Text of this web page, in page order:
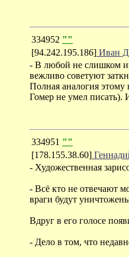
334952 ""
[94.242.195.186] Иван
- В любой не слишком
вежливо советуют
Полная аналогия этому
Гомер не умел писать).
334951 ""
[178.155.38.60]
- Художественная
- Всё кто не отвечают
враги будут
Вдруг в его голосе
- Дело в том, что